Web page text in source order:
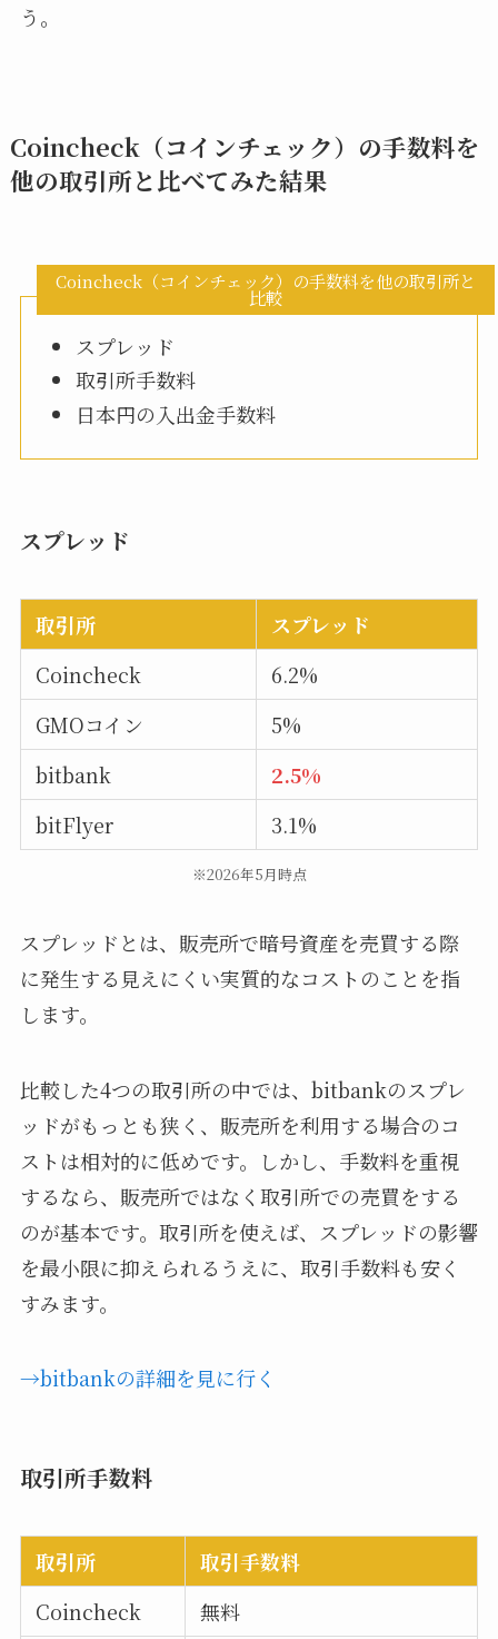
う。
Coincheck（コインチェック）の手数料を
他の取引所と比べてみた結果
Coincheck（コインチェック）の手数料を他の取引所と
比較
スプレッド
取引所手数料
日本円の入出金手数料
スプレッド
取引所
スプレッド
Coincheck
6.2%
GMOコイン
5%
bitbank
2.5%
bitFlyer
3.1%
※2026年5月時点
スプレッドとは、販売所で暗号資産を売買する際
に発生する見えにくい実質的なコストのことを指
します。
比較した4つの取引所の中では、bitbankのスプレ
ッドがもっとも狭く、販売所を利用する場合のコ
ストは相対的に低めです。しかし、手数料を重視
するなら、販売所ではなく取引所での売買をする
のが基本です。取引所を使えば、スプレッドの影響
を最小限に抑えられるうえに、取引手数料も安く
すみます。
→bitbankの詳細を見に行く
取引所手数料
取引所
取引手数料
Coincheck
無料